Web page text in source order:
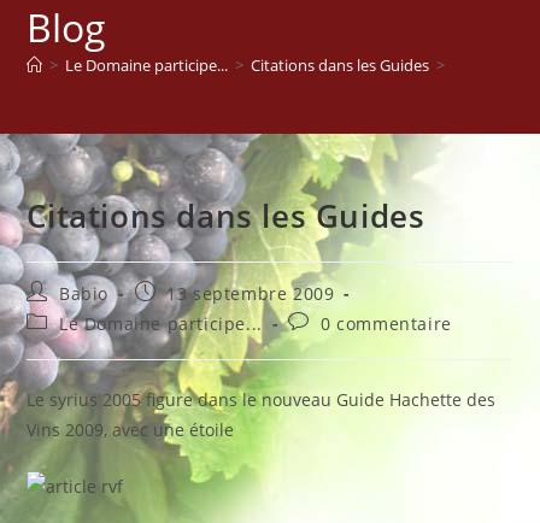
Blog
> Le Domaine participe... > Citations dans les Guides >
Citations dans les Guides
Auteur/autrice
de
la
publication :
Babio
Publication
publiée :
13 septembre 2009
Post
category:
Le Domaine participe...
Commentaires
de
la
publication :
0 commentaire
Le syrius 2005 figure dans le nouveau Guide Hachette des
Vins 2009, avec une étoile